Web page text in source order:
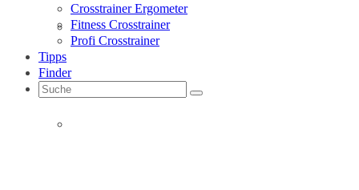
Christopeit Crosstrainer
Crosstrainer Ergometer
Fitness Crosstrainer
Profi Crosstrainer
Tipps
Finder
Suche